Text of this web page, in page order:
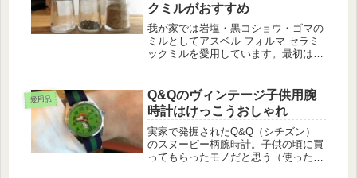
クミルがおすすめ
我が家では岩塩・黒コショウ・ゴマの
ミルとしてアスベル フォルマ セラミ
ックミルを愛用しています。最初はゴ
ました。そんなアスベル フォルマ セ
ラミックミルについて、おすすめポ...
愛用品
Q&Qのヴィンテージ子供用腕
時計はけっこうおしゃれ
実家で発掘されたQ&Q（シチズン）
のスヌーピー柄腕時計。子供の頃に買
ってもらったモノだと思う（使った記